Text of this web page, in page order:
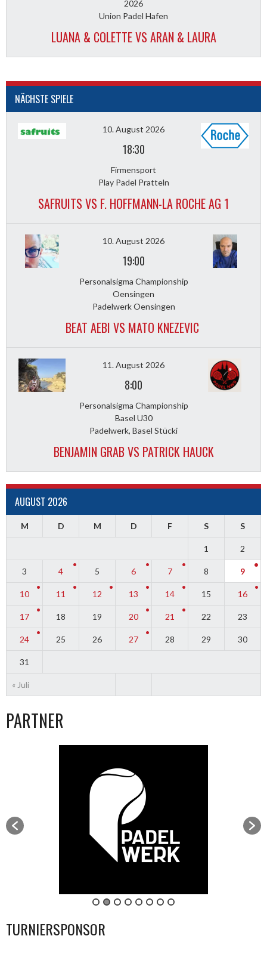
2026
Union Padel Hafen
LUANA & COLETTE VS ARAN & LAURA
NÄCHSTE SPIELE
10. August 2026
18:30
Firmensport
Play Padel Pratteln
SAFRUITS VS F. HOFFMANN-LA ROCHE AG 1
10. August 2026
19:00
Personalsigma Championship
Oensingen
Padelwerk Oensingen
BEAT AEBI VS MATO KNEZEVIC
11. August 2026
8:00
Personalsigma Championship
Basel U30
Padelwerk, Basel Stücki
BENJAMIN GRAB VS PATRICK HAUCK
AUGUST 2026
M D M D F S S
« Juli
1 2
3 4 5 6 7 8 9
10 11 12 13 14 15 16
17 18 19 20 21 22 23
24 25 26 27 28 29 30
31
PARTNER
TURNIERSPONSOR